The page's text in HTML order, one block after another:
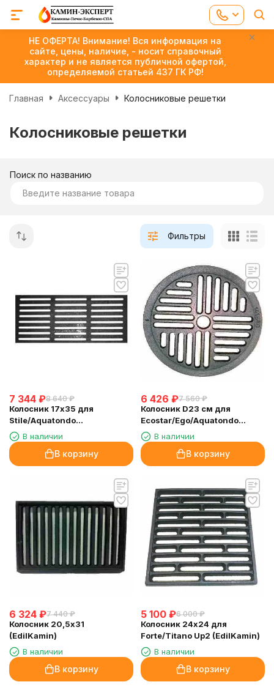
НЕ ОФЕРТА! Внимание! Вся информация на
сайте, цены, наличие, - носит справочный
характер и не является публичной офертой,
определяемой статьей 437 ГК РФ!
Главная Аксессуары Колосниковые решетки
Колосниковые решетки
Поиск по названию
Фильтры
7 344 ₽8 640 ₽
Колосник 17х35 для
Stile/Aquatondo
29/Aquatondo 29 Plus/Idro
(EdilKamin)
В наличии
В корзину
6 426 ₽7 560 ₽
Колосник D23 см для
Ecostar/Ego/Aquatondo
22/Aquatondo 22 Plus/Idro
(EdilKamin)
В наличии
В корзину
6 324 ₽7 440 ₽
Колосник 20,5х31
(EdilKamin)
В наличии
В корзину
5 100 ₽6 000 ₽
Колосник 24х24 для
Forte/Titano Up2 (EdilKamin)
В наличии
В корзину